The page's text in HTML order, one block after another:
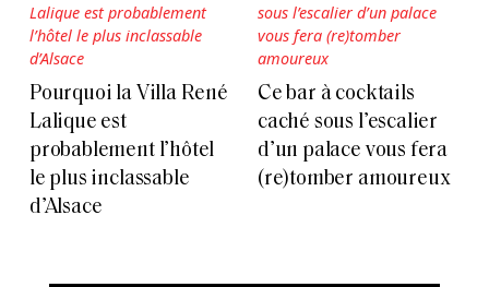
Pourquoi la Villa René
Lalique est
probablement l’hôtel
le plus inclassable
d’Alsace
Ce bar à cocktails
caché sous l’escalier
d’un palace vous fera
(re)tomber amoureux